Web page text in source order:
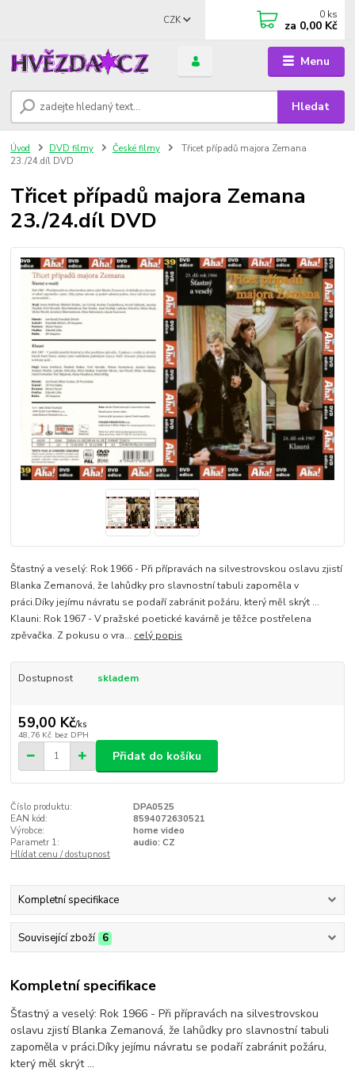
Menu
CZK
Hledat
0 ks
za 0,00 Kč
Úvod DVD filmy České filmy
Třicet případů majora Zemana
23./24.díl DVD
Třicet případů majora Zemana
23./24.díl DVD
Šťastný a veselý: Rok 1966 - Při přípravách na silvestrovskou oslavu zjistí
Blanka Zemanová, že lahůdky pro slavnostní tabuli zapoměla v
práci.Díky jejímu návratu se podaří zabránit požáru, který měl skrýt ...
Klauni: Rok 1967 - V pražské poetické kavárně je těžce postřelena
zpěvačka. Z pokusu o vra... celý popis
Dostupnost skladem
59,00 Kč/ks
48,76 Kč bez DPH
Přidat do košíku
Číslo produktu:
DPA0525
EAN kód:
8594072630521
Výrobce:
home video
Parametr 1:
audio: CZ
Hlídat cenu / dostupnost
Kompletní specifikace
Související zboží 6
Kompletní specifikace
Šťastný a veselý: Rok 1966 - Při přípravách na silvestrovskou
oslavu zjistí Blanka Zemanová, že lahůdky pro slavnostní tabuli
zapoměla v práci.Díky jejímu návratu se podaří zabránit požáru,
který měl skrýt ...